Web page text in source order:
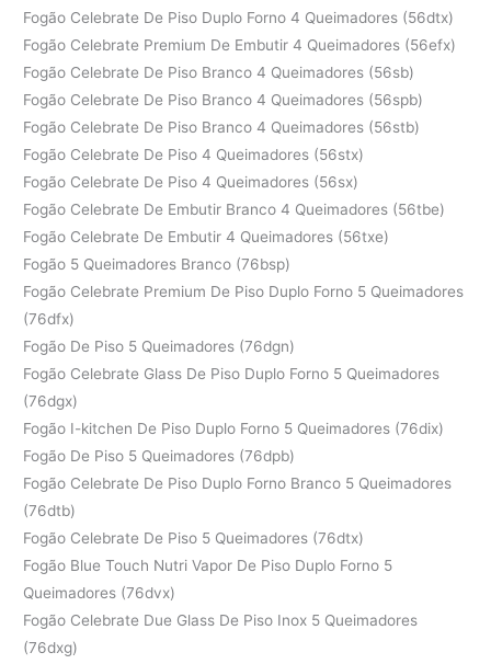
Fogão Celebrate De Piso Duplo Forno 4 Queimadores (56dtx)
Fogão Celebrate Premium De Embutir 4 Queimadores (56efx)
Fogão Celebrate De Piso Branco 4 Queimadores (56sb)
Fogão Celebrate De Piso Branco 4 Queimadores (56spb)
Fogão Celebrate De Piso Branco 4 Queimadores (56stb)
Fogão Celebrate De Piso 4 Queimadores (56stx)
Fogão Celebrate De Piso 4 Queimadores (56sx)
Fogão Celebrate De Embutir Branco 4 Queimadores (56tbe)
Fogão Celebrate De Embutir 4 Queimadores (56txe)
Fogão 5 Queimadores Branco (76bsp)
Fogão Celebrate Premium De Piso Duplo Forno 5 Queimadores
(76dfx)
Fogão De Piso 5 Queimadores (76dgn)
Fogão Celebrate Glass De Piso Duplo Forno 5 Queimadores
(76dgx)
Fogão I-kitchen De Piso Duplo Forno 5 Queimadores (76dix)
Fogão De Piso 5 Queimadores (76dpb)
Fogão Celebrate De Piso Duplo Forno Branco 5 Queimadores
(76dtb)
Fogão Celebrate De Piso 5 Queimadores (76dtx)
Fogão Blue Touch Nutri Vapor De Piso Duplo Forno 5
Queimadores (76dvx)
Fogão Celebrate Due Glass De Piso Inox 5 Queimadores
(76dxg)